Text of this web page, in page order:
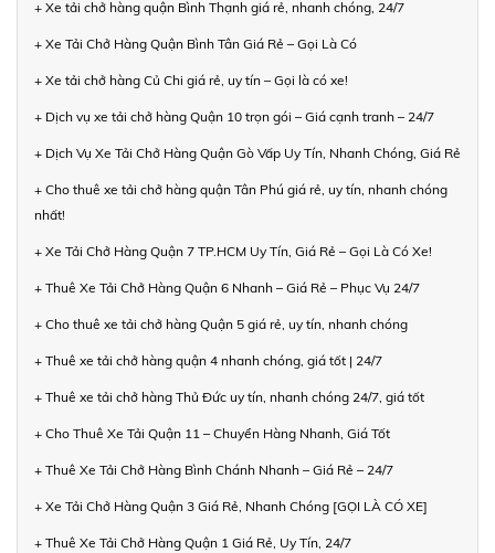
+ Xe tải chở hàng quận Bình Thạnh giá rẻ, nhanh chóng, 24/7
+ Xe Tải Chở Hàng Quận Bình Tân Giá Rẻ – Gọi Là Có
+ Xe tải chở hàng Củ Chi giá rẻ, uy tín – Gọi là có xe!
+ Dịch vụ xe tải chở hàng Quận 10 trọn gói – Giá cạnh tranh – 24/7
+ Dịch Vụ Xe Tải Chở Hàng Quận Gò Vấp Uy Tín, Nhanh Chóng, Giá Rẻ
+ Cho thuê xe tải chở hàng quận Tân Phú giá rẻ, uy tín, nhanh chóng
nhất!
+ Xe Tải Chở Hàng Quận 7 TP.HCM Uy Tín, Giá Rẻ – Gọi Là Có Xe!
+ Thuê Xe Tải Chở Hàng Quận 6 Nhanh – Giá Rẻ – Phục Vụ 24/7
+ Cho thuê xe tải chở hàng Quận 5 giá rẻ, uy tín, nhanh chóng
+ Thuê xe tải chở hàng quận 4 nhanh chóng, giá tốt | 24/7
+ Thuê xe tải chở hàng Thủ Đức uy tín, nhanh chóng 24/7, giá tốt
+ Cho Thuê Xe Tải Quận 11 – Chuyển Hàng Nhanh, Giá Tốt
+ Thuê Xe Tải Chở Hàng Bình Chánh Nhanh – Giá Rẻ – 24/7
+ Xe Tải Chở Hàng Quận 3 Giá Rẻ, Nhanh Chóng [GỌI LÀ CÓ XE]
+ Thuê Xe Tải Chở Hàng Quận 1 Giá Rẻ, Uy Tín, 24/7